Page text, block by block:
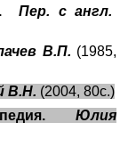
Пер. с англ.
В.П. (1985,
В.Н. (2004, 80с.)
Юлия